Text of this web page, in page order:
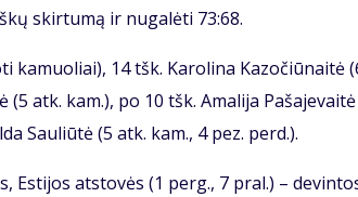
skirtumą ir nugalėti 73:68.
kamuoliai), 14 tšk. Karolina Kazočiūnaitė
atk. kam.), po 10 tšk. Amalija
Sauliūtė (5 atk. kam., 4 pez. perd.).
Estijos atstovės (1 perg., 7 pral.) –